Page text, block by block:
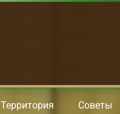
Территория Советы